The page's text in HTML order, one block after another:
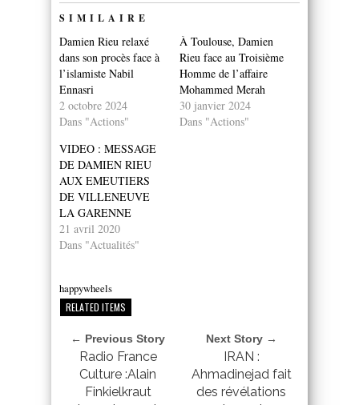
SIMILAIRE
Damien Rieu relaxé
dans son procès face à
l’islamiste Nabil
Ennasri
2 octobre 2024
Dans "Actions"
À Toulouse, Damien
Rieu face au Troisième
Homme de l’affaire
Mohammed Merah
30 janvier 2024
Dans "Actions"
VIDEO : MESSAGE
DE DAMIEN RIEU
AUX EMEUTIERS
DE VILLENEUVE
LA GARENNE
21 avril 2020
Dans "Actualités"
happywheels
RELATED ITEMS
← Previous Story
Radio France
Culture :Alain
Finkielkraut
Next Story →
IRAN :
Ahmadinejad fait
des révélations